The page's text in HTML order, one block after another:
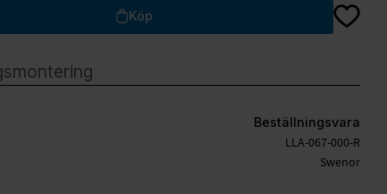
Köp Lägg
Beställningsvara
LLA-067-000-R
Swenor